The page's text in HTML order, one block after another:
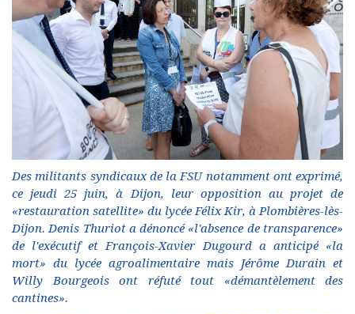
Des militants syndicaux de la FSU notamment ont exprimé,
ce jeudi 25 juin, à Dijon, leur opposition au projet de
«restauration satellite» du lycée Félix Kir, à Plombières-lès-
Dijon. Denis Thuriot a dénoncé «l'absence de transparence»
de l'exécutif et François-Xavier Dugourd a anticipé «la
mort» du lycée agroalimentaire mais Jérôme Durain et
Willy Bourgeois ont réfuté tout «démantèlement des
cantines».